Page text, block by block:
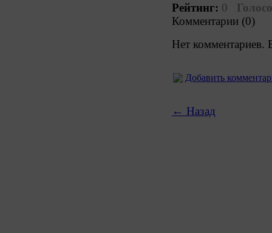
Рейтинг: 0
Комментарии (0)
Нет
Добавить
← Назад